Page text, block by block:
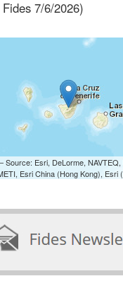
7/6/2026)
Esri, DeLorme, NAVTEQ,
Esri China (Hong Kong), Esri